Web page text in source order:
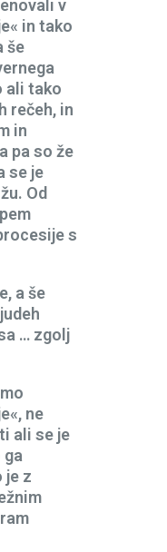
v
in tako
še
ali tako
rečeh, in
in
pa so že
se je
Od
s
a še
… zgolj
ne
ali se je
je z